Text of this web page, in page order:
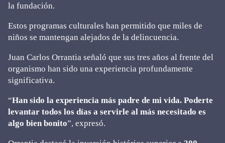
la fundación.
Estos programas culturales han permitido que miles de
niños se mantengan alejados de la delincuencia.
Juan Carlos Orrantia señaló que sus tres años al frente del
organismo han sido una experiencia profundamente
significativa.
“Han sido la experiencia más padre de mi vida. Poderte
levantar todos los días a servirle al más necesitado es
algo bien bonito”, expresó.